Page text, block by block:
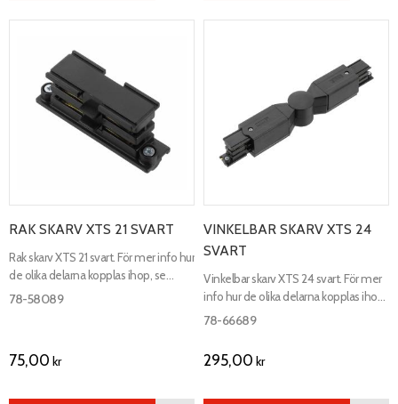
RAK SKARV XTS 21 SVART
Rak skarv XTS 21 svart. För mer info hur
de olika delarna kopplas ihop, se
kopplingsschema.
78-58089
75,00 kr
VINKELBAR SKARV XTS 24
SVART
Vinkelbar skarv XTS 24 svart. För mer
info hur de olika delarna kopplas ihop,
se kopplingsschema.
78-66689
295,00 kr